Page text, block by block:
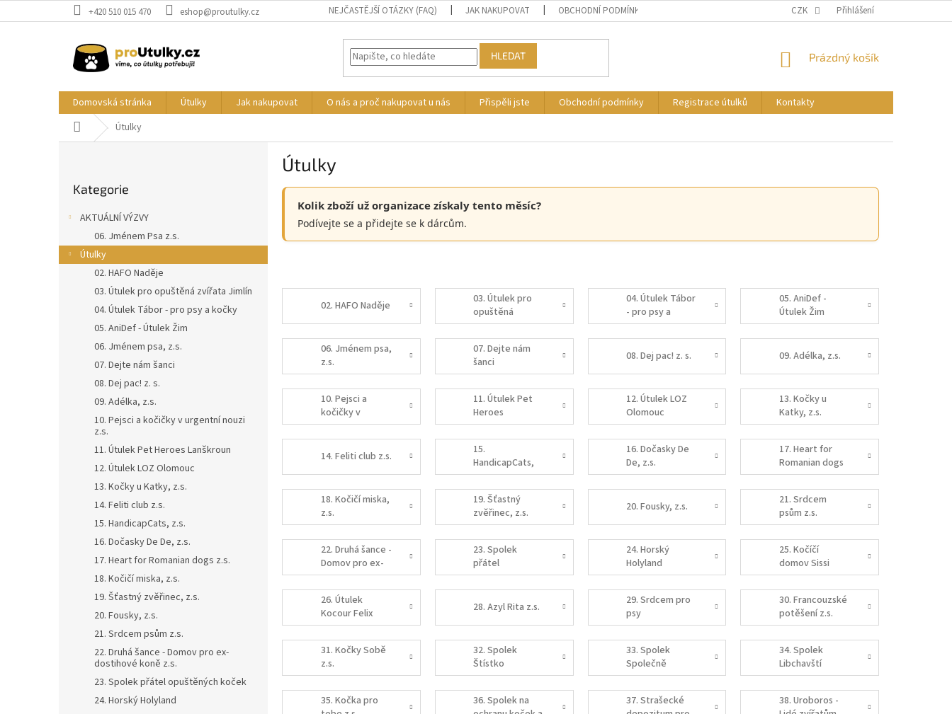
na
+420 510 015 470 eshop@proutulky.cz NEJČASTĚJŠÍ OTÁZKY (FAQ) JAK NAKUPOVAT OBCHODNÍ PODMÍNKY PODMÍNKY OCHRANY OSOBNÍCH ÚDAJŮ REGISTRACE ÚTULKŮ
CZK Přihlášení
HLEDAT
NÁKUPNÍ
Prázdný košík
Domovská stránka Útulky Jak nakupovat O nás a proč nakupovat u nás Přispěli jste Obchodní podmínky Registrace útulků
Kontakty
Domů Útulky
n
kategorie
Kategorie
AKTUÁLNÍ VÝZVY
06. Jménem Psa z.s.
Útulky
02. HAFO Naděje
03. Útulek pro opuštěná zvířata Jimlín
04. Útulek Tábor - pro psy a kočky
05. AniDef - Útulek Žim
06. Jménem psa, z.s.
07. Dejte nám šanci
08. Dej pac! z. s.
09. Adélka, z.s.
10. Pejsci a kočičky v urgentní nouzi
z.s.
11. Útulek Pet Heroes Lanškroun
12. Útulek LOZ Olomouc
13. Kočky u Katky, z.s.
14. Feliti club z.s.
15. HandicapCats, z.s.
16. Dočasky De De, z.s.
17. Heart for Romanian dogs z.s.
18. Kočičí miska, z.s.
19. Šťastný zvěřinec, z.s.
20. Fousky, z.s.
21. Srdcem psům z.s.
22. Druhá šance - Domov pro ex-
dostihové koně z.s.
23. Spolek přátel opuštěných koček
24. Horský Holyland
Útulky
Kolik zboží už organizace získaly tento měsíc?
Podívejte se a přidejte se k dárcům.
02. HAFO Naděje
03. Útulek pro
opuštěná
zvířata Jimlín
04. Útulek Tábor
- pro psy a
kočky
05. AniDef -
Útulek Žim
06. Jménem psa,
z.s.
07. Dejte nám
šanci
08. Dej pac! z. s. 09. Adélka, z.s.
10. Pejsci a
kočičky v
urgentní nouzi
z.s.
11. Útulek Pet
Heroes
Lanškroun
12. Útulek LOZ
Olomouc
13. Kočky u
Katky, z.s.
14. Feliti club z.s.
15.
HandicapCats,
z.s.
16. Dočasky De
De, z.s.
17. Heart for
Romanian dogs
z.s.
18. Kočičí miska,
z.s.
19. Šťastný
zvěřinec, z.s.
20. Fousky, z.s.
21. Srdcem
psům z.s.
22. Druhá šance -
Domov pro ex-
dostihové koně
z.s.
23. Spolek
přátel
opuštěných
koček
24. Horský
Holyland
25. Kočíčí
domov Sissi
26. Útulek
Kocour Felix
28. Azyl Rita z.s.
29. Srdcem pro
psy
30. Francouzské
potěšení z.s.
31. Kočky Sobě
z.s.
32. Spolek
Štístko
33. Spolek
Společně
srdcem pro
zvířata
34. Spolek
Libchavští
chlupáči
35. Kočka pro
36. Spolek na
37. Strašecké
38. Uroboros -